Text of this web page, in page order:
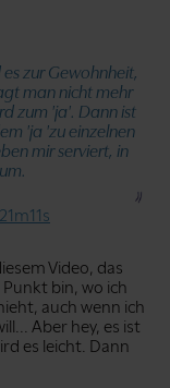
zur Gewohnheit,
man nicht mehr
zum 'ja'. Dann ist
'ja 'zu einzelnen
mir serviert, in
Video, das
bin, wo ich
auch wenn ich
Aber hey, es ist
es leicht. Dann